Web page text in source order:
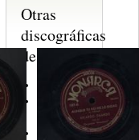
Otras
discográficas
de nota ...
Delmar
Paloma
Records